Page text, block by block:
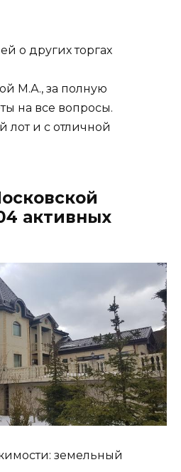
о других торгах
М.А., за полную
на все вопросы.
лот и с отличной
активных
земельный